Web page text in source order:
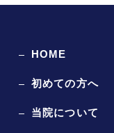
HOME
初めての方へ
当院について